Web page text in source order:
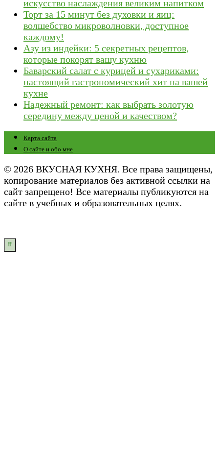
искусство наслаждения великим напитком
Торт за 15 минут без духовки и яиц:
волшебство микроволновки, доступное
каждому!
Азу из индейки: 5 секретных рецептов,
которые покорят вашу кухню
Баварский салат с курицей и сухариками:
настоящий гастрономический хит на вашей
кухне
Надежный ремонт: как выбрать золотую
середину между ценой и качеством?
Карта сайта
О сайте и обо мне
© 2026 ВКУСНАЯ КУХНЯ. Все права защищены,
копирование материалов без активной ссылки на
сайт запрещено! Все материалы публикуются на
сайте в учебных и образовательных целях.